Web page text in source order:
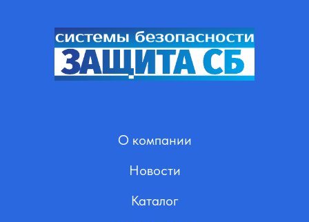
О компании
Новости
Каталог